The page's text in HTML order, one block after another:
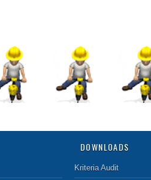
DOWNLOADS
Kriteria Audit